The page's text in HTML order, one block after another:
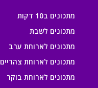
מתכונים ב10 דקות
מתכונים לשבת
מתכונים לארוחת ערב
מתכונים לארוחת צהריים
מתכונים לארוחת בוקר